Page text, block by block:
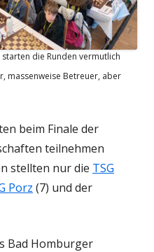
die Runden vermutlich
massenweise Betreuer, aber
beim Finale der
teilnehmen
stellten nur die TSG
Porz (7) und der
Bad Homburger